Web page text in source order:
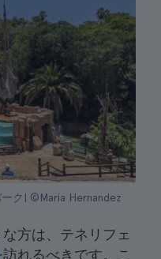
ク| ©Maria Hernandez
方は、テネリフェ
訪れるべきです。こ